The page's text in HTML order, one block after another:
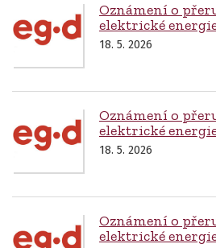
Oznámení o
elektrické
18. 5. 2026
Oznámení o
elektrické
18. 5. 2026
Oznámení o
elektrické